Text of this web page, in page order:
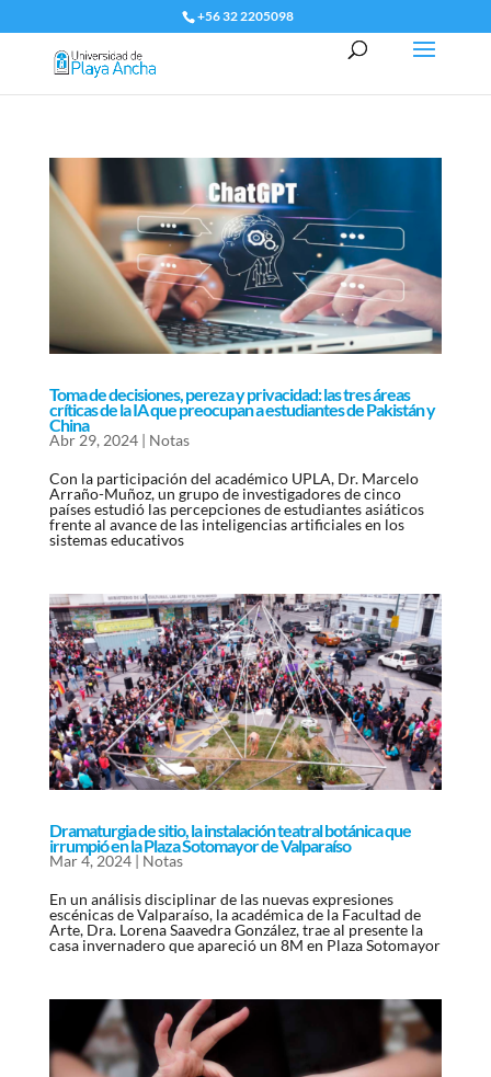
+56 32 2205098
Toma de decisiones, pereza y privacidad: las tres áreas
críticas de la IA que preocupan a estudiantes de Pakistán y
China
Abr 29, 2024| Notas
Con la participación del académico UPLA, Dr. Marcelo
Arraño-Muñoz, un grupo de investigadores de cinco
países estudió las percepciones de estudiantes asiáticos
frente al avance de las inteligencias artificiales en los
sistemas educativos
Dramaturgia de sitio, la instalación teatral botánica que
irrumpió en la Plaza Sotomayor de Valparaíso
Mar 4, 2024| Notas
En un análisis disciplinar de las nuevas expresiones
escénicas de Valparaíso, la académica de la Facultad de
Arte, Dra. Lorena Saavedra González, trae al presente la
casa invernadero que apareció un 8M en Plaza Sotomayor